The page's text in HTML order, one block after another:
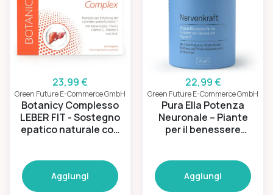
23,99 €
Green Future E-Commerce GmbH
Botanicy Complesso
LEBER FIT - Sostegno
epatico naturale con
Aggiungi
22,99 €
Green Future E-Commerce GmbH
Pura Ella Potenza
Neuronale – Piante
per il benessere
Aggiungi